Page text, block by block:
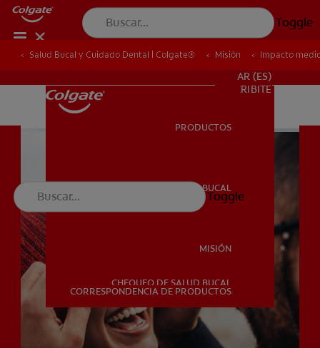
Toggle
SALUD BUCAL
MISIÓN
CHEQUEO DE SALUD BUCAL
PARA PROFESIONALES
AR (ES)
SUSCRIBITE
PRODUCTOS
SALUD BUCAL
MISIÓN
CHEQUEO DE SALUD BUCAL
CORRESPONDENCIA DE PRODUCTOS
Toggle
Salud Bucal y Cuidado Dental | Colgate® Misión Impacto
Salud Bucal y Cuidado Dental | Colgate® Misión Impacto